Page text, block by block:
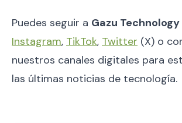
Puedes seguir a Gazu Technology
Instagram, TikTok, Twitter (X) o
nuestros canales digitales para
las últimas noticias de tecnología.